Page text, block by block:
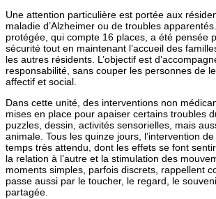
Une attention particulière est portée aux
maladie d’Alzheimer ou de troubles
protégée, qui compte 16 places, a été pensée
sécurité tout en maintenant l’accueil des
les autres résidents. L’objectif est
responsabilité, sans couper les personnes de
affectif et social.
Dans cette unité, des interventions non
mises en place pour apaiser certains troubles
puzzles, dessin, activités sensorielles, mais
animale. Tous les quinze jours, l’intervention
temps très attendu, dont les effets se font sentir
la relation à l’autre et la stimulation des
moments simples, parfois discrets, rappellent
passe aussi par le toucher, le regard, le
partagée.